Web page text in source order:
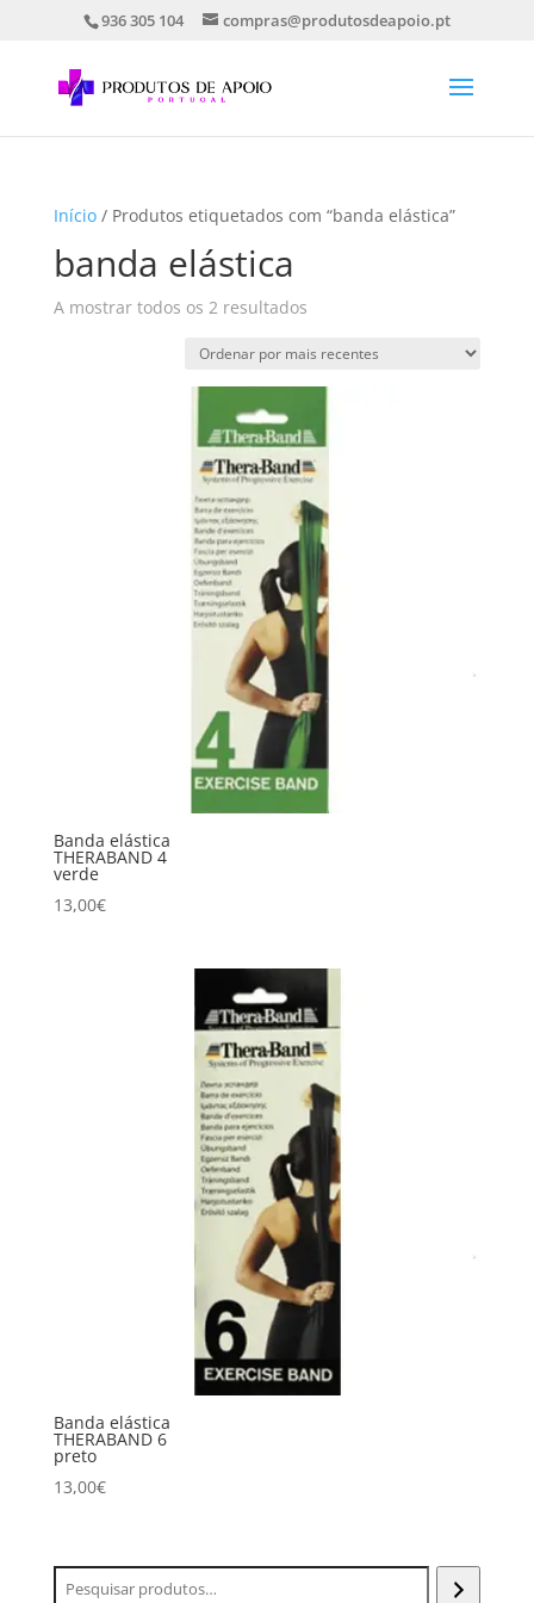
936 305 104 compras@produtosdeapoio.pt
Início/ Produtos etiquetados com “banda elástica”
banda elástica
A mostrar todos os 2 resultadosOrdenado
mais
recentes
Banda elástica
THERABAND 4
verde
13,00€
Banda elástica
THERABAND 6
preto
13,00€